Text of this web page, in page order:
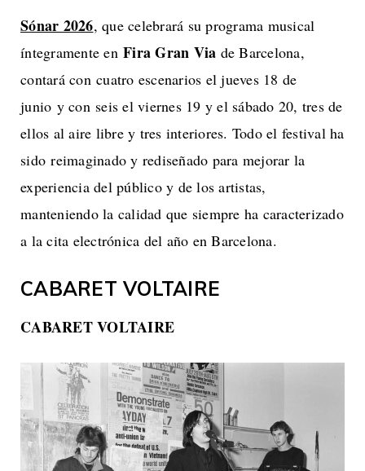
Sónar 2026, que celebrará su programa musical
íntegramente en Fira Gran Via de Barcelona,
contará con cuatro escenarios el jueves 18 de
junio y con seis el viernes 19 y el sábado 20, tres de
ellos al aire libre y tres interiores. Todo el festival ha
sido reimaginado y rediseñado para mejorar la
experiencia del público y de los artistas,
manteniendo la calidad que siempre ha caracterizado
a la cita electrónica del año en Barcelona.
CABARET VOLTAIRE
CABARET VOLTAIRE